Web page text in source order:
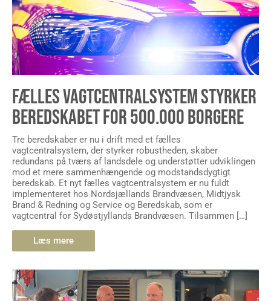
FÆLLES VAGTCENTRALSYSTEM STYRKER
BEREDSKABET FOR 500.000 BORGERE
Tre beredskaber er nu i drift med et fælles
redundans på tværs af landsdele og understøtter udviklingen
mod et mere sammenhængende og modstandsdygtigt
beredskab. Et nyt fælles vagtcentralsystem er nu fuldt
implementeret hos Nordsjællands Brandvæsen, Midtjysk
Brand & Redning og Service og Beredskab, som er
vagtcentral for Sydøstjyllands Brandvæsen. Tilsammen […]
Læs mere